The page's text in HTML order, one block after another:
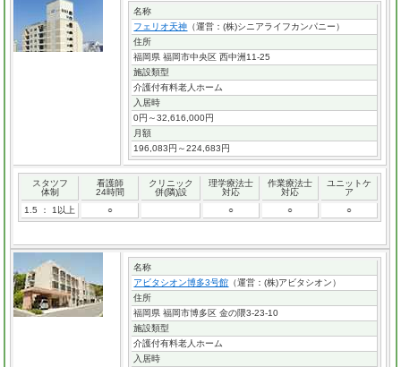
名称
フェリオ天神 （運営：(株)シニアライフカンパニー）
住所
福岡県 福岡市中央区 西中洲11-25
施設類型
介護付有料老人ホーム
入居時
0円～32,616,000円
月額
196,083円～224,683円
スタツフ
体制
看護師
24時間
クリニック
併(隣)設
理学療法士
対応
作業療法士
対応
ユニットケ
ア
1.5 ： 1以上
○ ○ ○ ○
名称
アビタシオン博多3号館 （運営：(株)アビタシオン）
住所
福岡県 福岡市博多区 金の隈3-23-10
施設類型
介護付有料老人ホーム
入居時